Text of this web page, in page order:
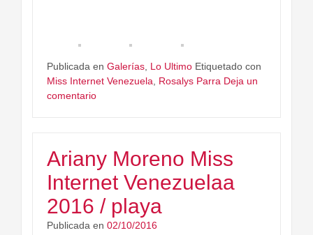
Publicada en Galerías Lo Ultimo Etiquetado con
Miss Internet Venezuela
Rosalys Parra Deja un
comentario
Ariany Moreno Miss
Internet Venezuelaa
2016 / playa
Publicada en 02/10/2016